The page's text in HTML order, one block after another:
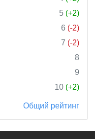
5 (+2)
6 (-2)
7 (-2)
8
9
10 (+2)
Общий рейтинг